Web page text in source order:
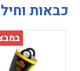
כבאות